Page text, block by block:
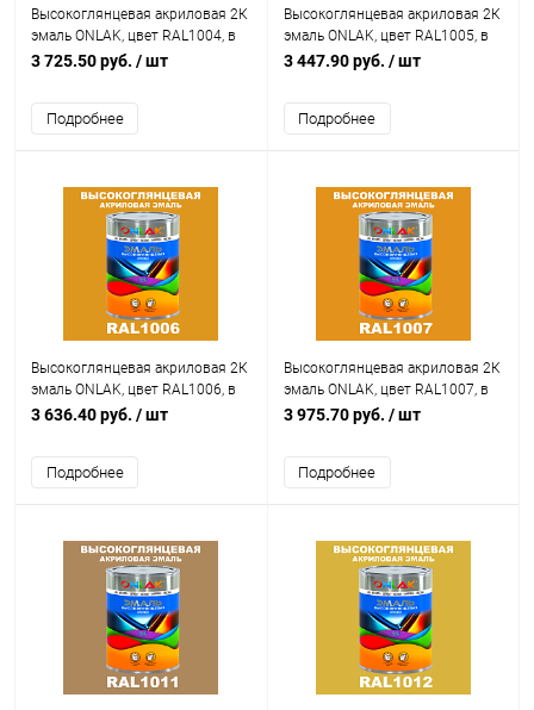
Высокоглянцевая акриловая 2К
эмаль ONLAK, цвет RAL1004, в
комплекте с отвердителем
3 725.50 руб. / шт
Подробнее
Высокоглянцевая акриловая 2К
эмаль ONLAK, цвет RAL1005, в
комплекте с отвердителем
3 447.90 руб. / шт
Подробнее
Высокоглянцевая акриловая 2К
эмаль ONLAK, цвет RAL1006, в
комплекте с отвердителем
3 636.40 руб. / шт
Подробнее
Высокоглянцевая акриловая 2К
эмаль ONLAK, цвет RAL1007, в
комплекте с отвердителем
3 975.70 руб. / шт
Подробнее